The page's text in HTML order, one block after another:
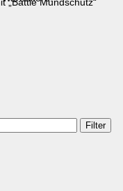
„Battle Mundschutz“
Filter